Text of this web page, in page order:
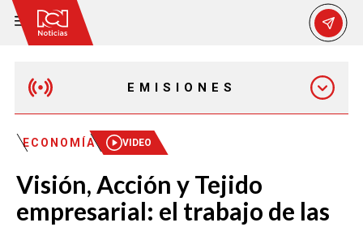
EMISIONES
MAÑANA EXPRESS
EMISIÓN 12:30 PM
ECONOMÍA VIDEO
Visión, Acción y Tejido
empresarial: el trabajo de las